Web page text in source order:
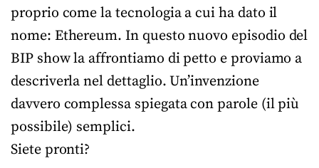
proprio come la tecnologia a cui ha dato il
nome: Ethereum. In questo nuovo episodio del
BIP show la affrontiamo di petto e proviamo a
descriverla nel dettaglio. Un’invenzione
davvero complessa spiegata con parole (il più
possibile) semplici.
Siete pronti?